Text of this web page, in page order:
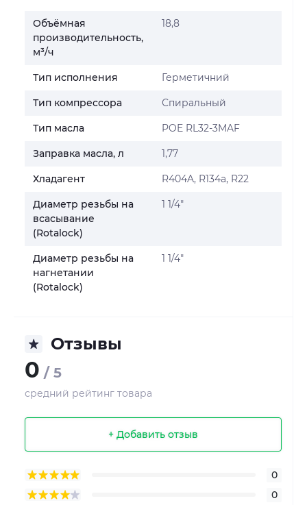
Объёмная
производительность,
м³/ч
18,8
Тип исполнения Герметичний
Тип компрессора Спиральный
Тип масла POE RL32-3MAF
Заправка масла, л 1,77
Хладагент R404A, R134a, R22
Диаметр резьбы на
всасывание
(Rotalock)
1 1/4"
Диаметр резьбы на
нагнетании
(Rotalock)
1 1/4"
Отзывы
0 / 5
средний рейтинг товара
+ Добавить отзыв
0
0